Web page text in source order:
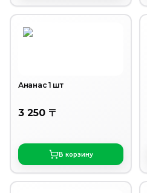
Ананас 1 шт
3 250 〒
В корзину